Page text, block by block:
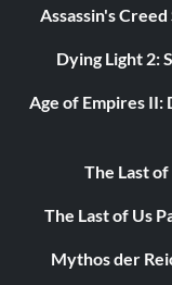
Assassin's
Dying Light 2:
Age of Empires
The Last
The Last of Us
Mythos der